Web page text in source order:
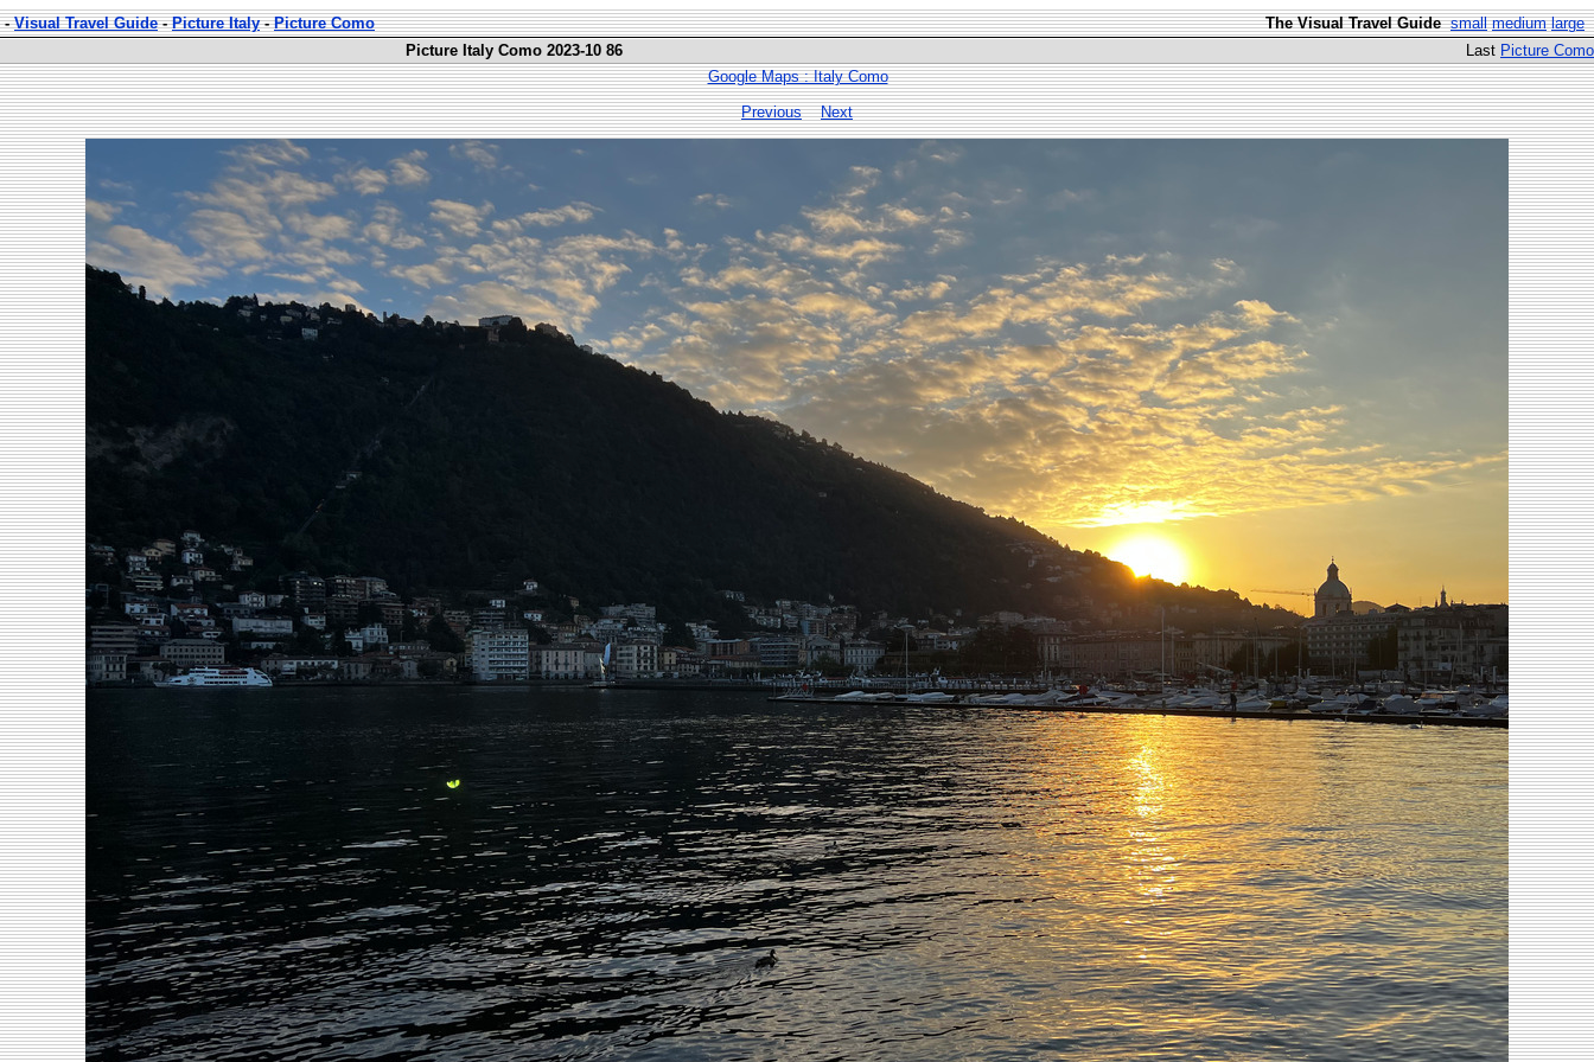
-Visual Travel Guide-Picture Italy-Picture Como The Visual Travel Guide small medium large
Picture Italy Como 2023-10 86
Last Picture Como
Google Maps : Italy Como
Previous
Next